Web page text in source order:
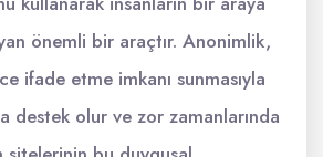
önemli bir araçtır. Anonimlik,
ifade etme imkanı sunmasıyla
destek olur ve zor zamanlarında